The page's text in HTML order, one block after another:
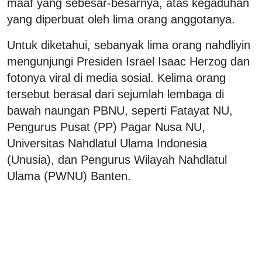
maaf yang sebesar-besarnya, atas kegaduhan
yang diperbuat oleh lima orang anggotanya.
Untuk diketahui, sebanyak lima orang nahdliyin
mengunjungi Presiden Israel Isaac Herzog dan
fotonya viral di media sosial. Kelima orang
tersebut berasal dari sejumlah lembaga di
bawah naungan PBNU, seperti Fatayat NU,
Pengurus Pusat (PP) Pagar Nusa NU,
Universitas Nahdlatul Ulama Indonesia
(Unusia), dan Pengurus Wilayah Nahdlatul
Ulama (PWNU) Banten.